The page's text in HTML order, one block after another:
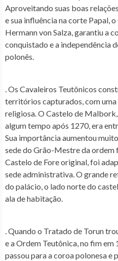
Aproveitando suas boas
e sua influência na corte Papal,
Hermann von Salza, garantiu a
conquistado e a independência
polonês.
. Os Cavaleiros Teutônicos
territórios capturados, com
religiosa. O Castelo de
algum tempo após 1270, era
Sua importância aumentou
sede do Grão-Mestre da ordem
Castelo de Fore original, foi
sede administrativa. O grande
do palácio, o lado norte do
ala de habitação.
. Quando o Tratado de Torun
e a Ordem Teutônica, no fim
passou para a coroa polonesa e